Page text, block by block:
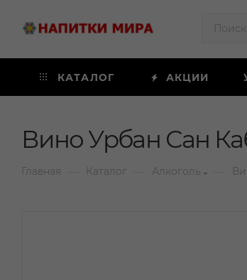
КАТАЛОГ АКЦИИ
Вино Урбан Сан
Главная Каталог Алкоголь